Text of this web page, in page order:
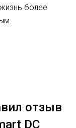
более
отзыв
DC